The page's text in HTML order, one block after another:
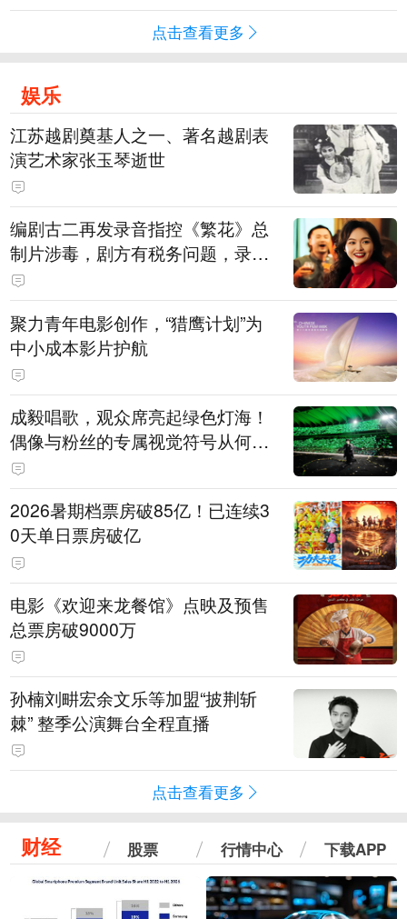
点击查看更多
娱乐
江苏越剧奠基人之一、著名越剧表
演艺术家张玉琴逝世
编剧古二再发录音指控《繁花》总
制片涉毒，剧方有税务问题，录音
中王家卫称“一点够了，要不然又要
出事”
聚力青年电影创作，“猎鹰计划”为
中小成本影片护航
成毅唱歌，观众席亮起绿色灯海！
偶像与粉丝的专属视觉符号从何而
来
2026暑期档票房破85亿！已连续3
0天单日票房破亿
电影《欢迎来龙餐馆》点映及预售
总票房破9000万
孙楠刘畊宏余文乐等加盟“披荆斩
棘” 整季公演舞台全程直播
点击查看更多
财经 股票 行情中心 下载APP